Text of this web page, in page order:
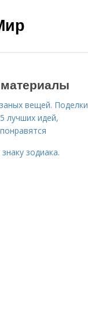
вещей. Поделки
лучших идей,
зодиака.